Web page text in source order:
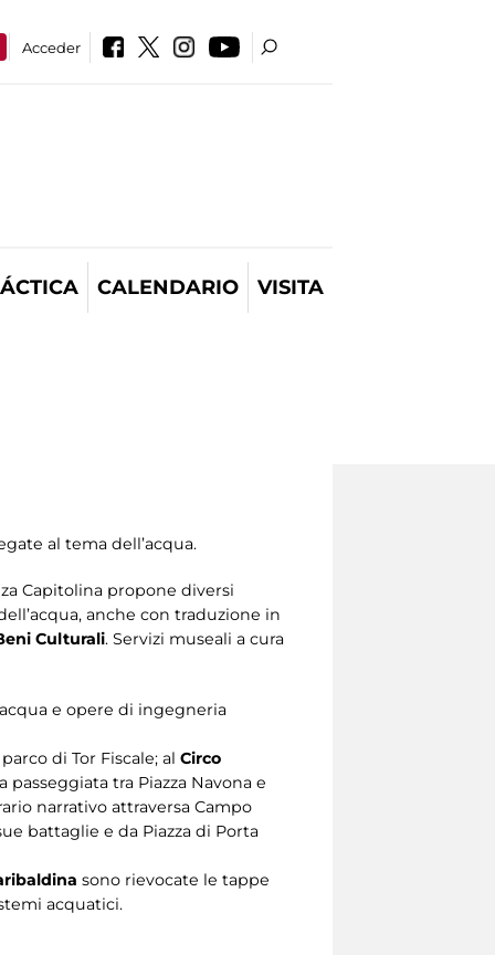
Acceder
CALENDARIO VISITA
al tema dell’acqua.
Capitolina propone diversi
anche con traduzione in
Culturali. Servizi museali a cura
e opere di ingegneria
di Tor Fiscale; al Circo
tra Piazza Navona e
narrativo attraversa Campo
battaglie e da Piazza di Porta
sono rievocate le tappe
acquatici.